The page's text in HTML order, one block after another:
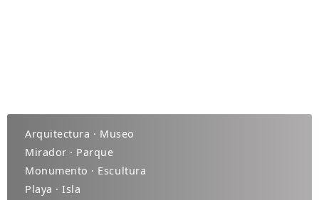
Arquitectura · Museo
Mirador · Parque
Monumento · Escultura
Playa · Isla